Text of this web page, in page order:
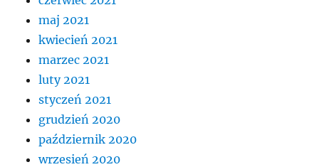
maj 2021
kwiecień 2021
marzec 2021
luty 2021
styczeń 2021
grudzień 2020
październik 2020
wrzesień 2020